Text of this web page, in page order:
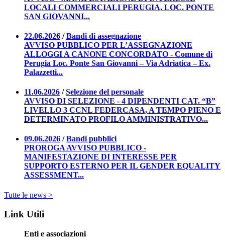
LOCALI COMMERCIALI PERUGIA, LOC. PONTE
SAN GIOVANNI...
22.06.2026 /Bandi di assegnazione
AVVISO PUBBLICO PER L’ASSEGNAZIONE
ALLOGGI A CANONE CONCORDATO - Comune di
Perugia Loc. Ponte San Giovanni – Via Adriatica – Ex.
Palazzetti...
11.06.2026 /Selezione del personale
AVVISO DI SELEZIONE - 4 DIPENDENTI CAT. “B”
LIVELLO 3 CCNL FEDERCASA, A TEMPO PIENO E
DETERMINATO PROFILO AMMINISTRATIVO...
09.06.2026 /Bandi pubblici
PROROGA AVVISO PUBBLICO -
MANIFESTAZIONE DI INTERESSE PER
SUPPORTO ESTERNO PER IL GENDER EQUALITY
ASSESSMENT...
Tutte le news >
Link Utili
Enti e associazioni